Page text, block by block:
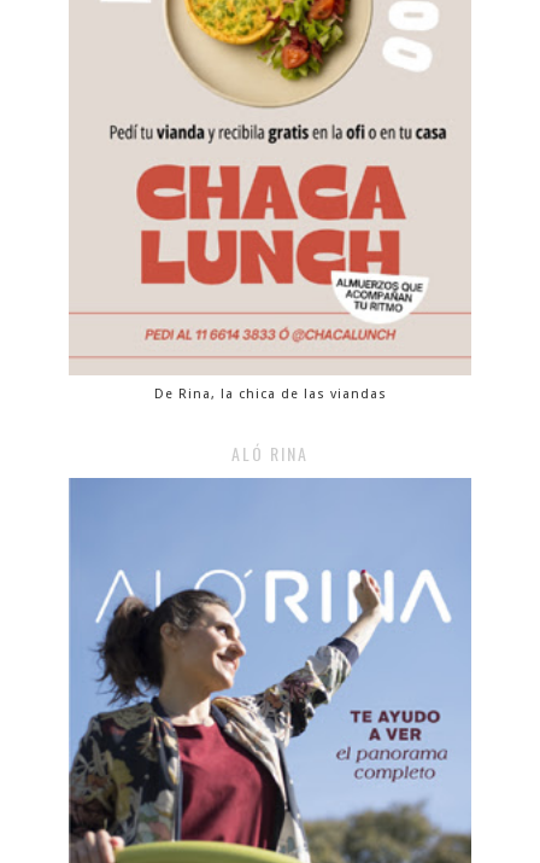
De Rina, la chica de las viandas
ALÓ RINA